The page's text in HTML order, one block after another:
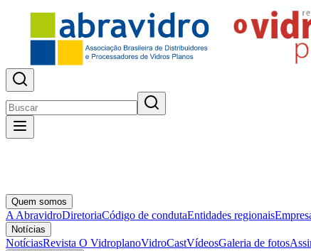
Quem somos
A AbravidroDiretoriaCódigo de condutaEntidades regionais
Notícias
NotíciasRevista O VidroplanoVidroCastVídeosGaleria de fotos